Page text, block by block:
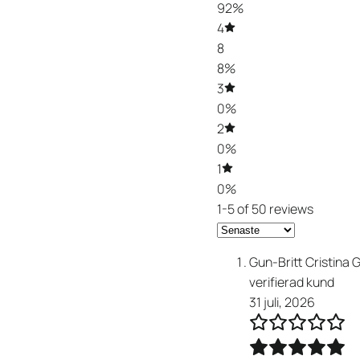
92%
4
8
8%
3
0%
2
0%
1
0%
1-5 of 50 reviews
Gun-Britt Cristina
verifierad kund
31 juli, 2026